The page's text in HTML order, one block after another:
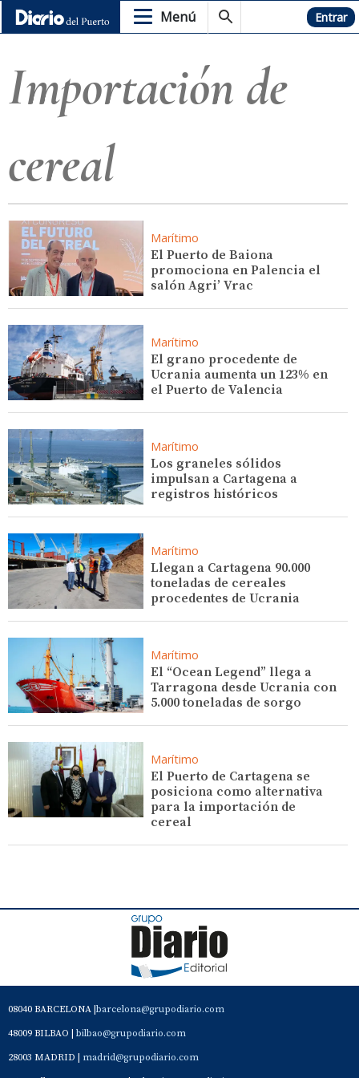
Menú Hemeroteca Entrar
Importación de
cereal
Marítimo
El Puerto de Baiona
promociona en Palencia el
salón Agri’ Vrac
Marítimo
El grano procedente de
Ucrania aumenta un 123% en
el Puerto de Valencia
Marítimo
Los graneles sólidos
impulsan a Cartagena a
registros históricos
Marítimo
Llegan a Cartagena 90.000
toneladas de cereales
procedentes de Ucrania
Marítimo
El “Ocean Legend” llega a
Tarragona desde Ucrania con
5.000 toneladas de sorgo
Marítimo
El Puerto de Cartagena se
posiciona como alternativa
para la importación de
cereal
08040 BARCELONA | barcelona@grupodiario.com
48009 BILBAO | bilbao@grupodiario.com
28003 MADRID | madrid@grupodiario.com